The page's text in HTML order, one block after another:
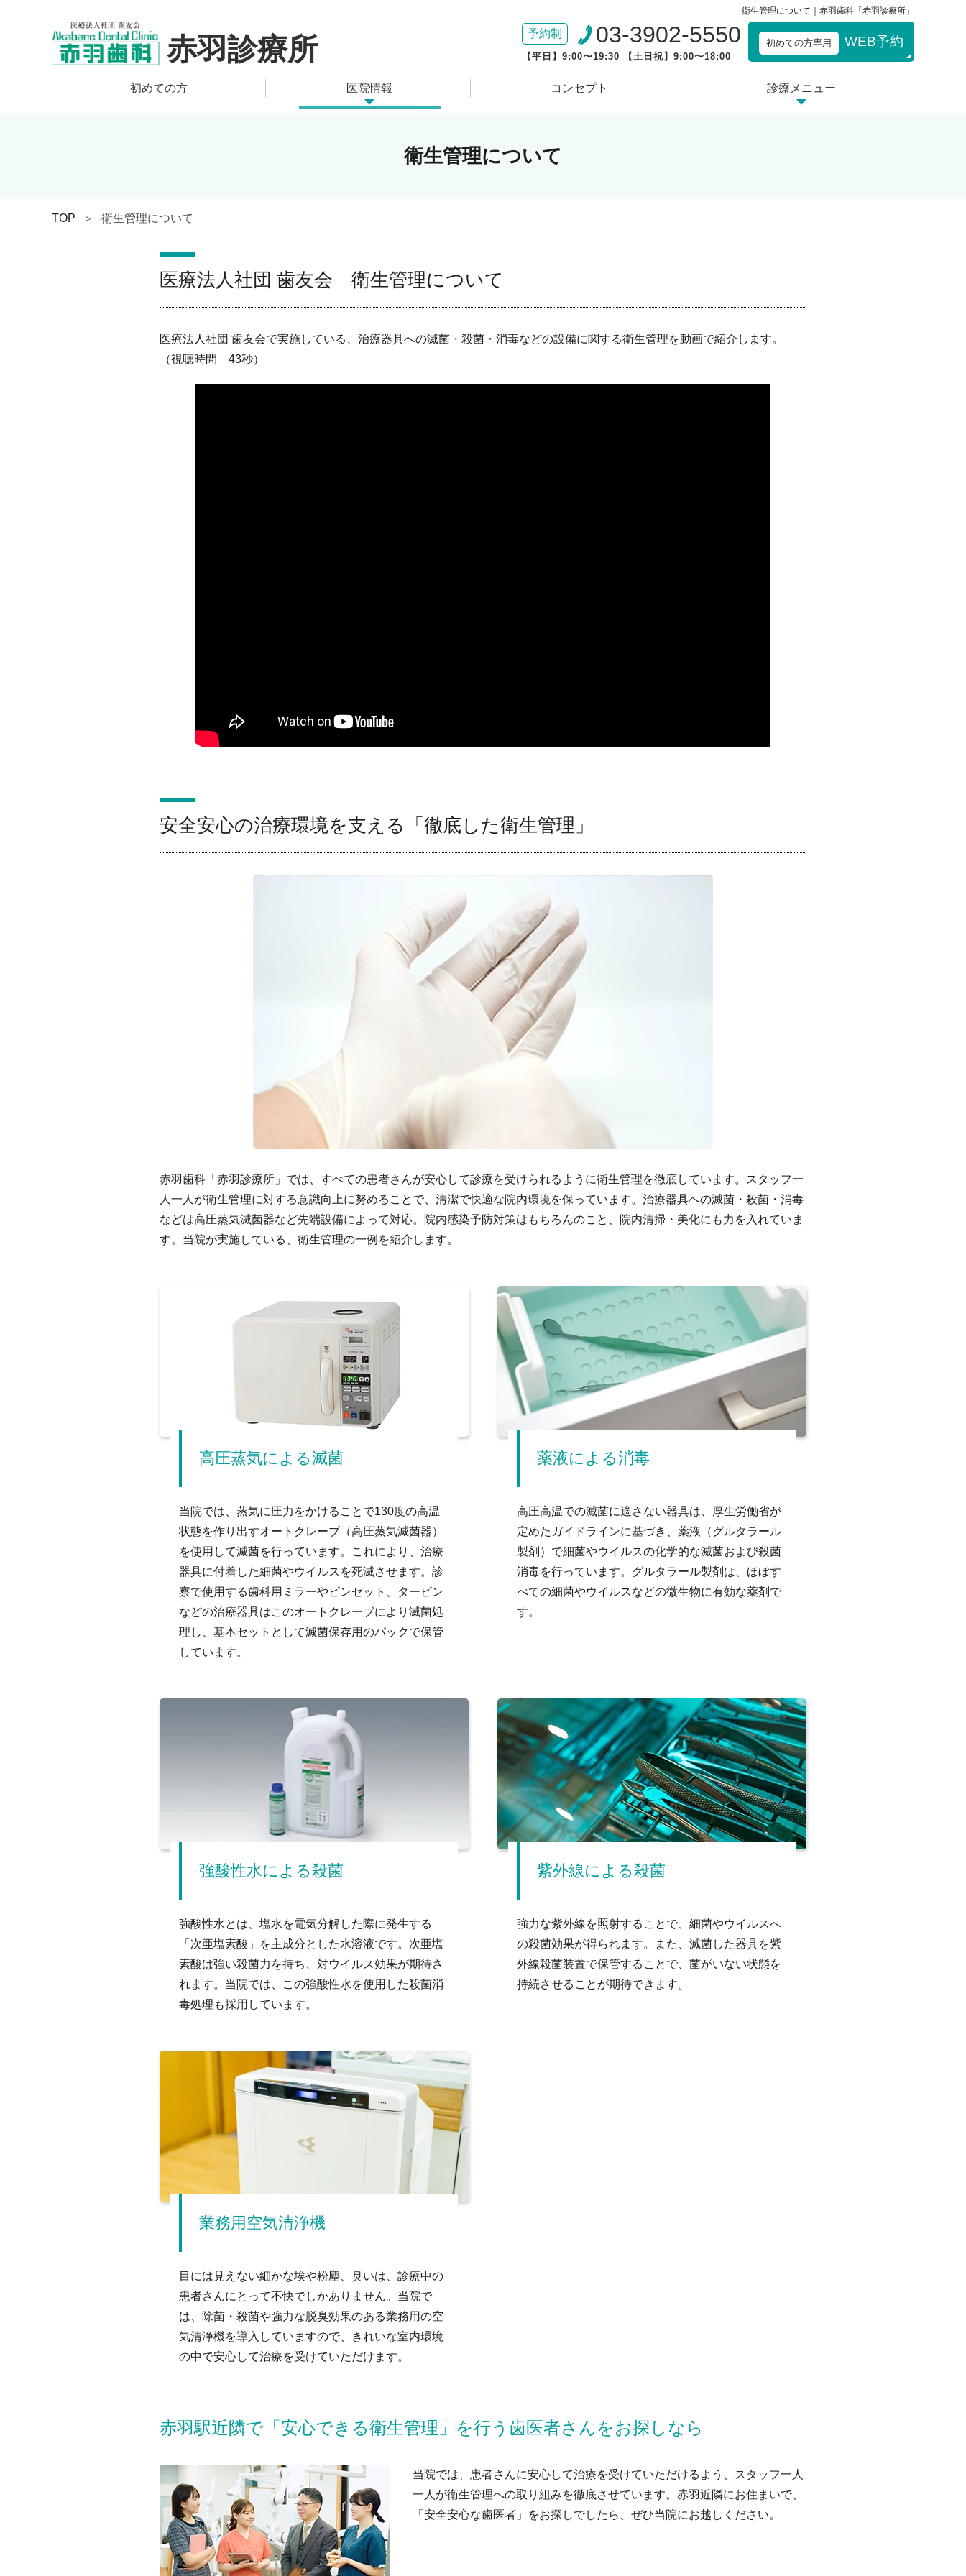
赤羽診療所
衛生管理について｜赤羽歯科「赤羽診療所」
予約制 03-3902-5550
【平日】9:00〜19:30 【土日祝】9:00〜18:00
初めての方専用 WEB予約
初めての方 医院情報 コンセプト 診療メニュー
衛生管理について
TOP 衛生管理について
医療法人社団 歯友会 衛生管理について
医療法人社団 歯友会で実施している、治療器具への滅菌・殺菌・消毒などの設備に関する衛生管理を動画で紹介します。
（視聴時間 43秒）
安全安心の治療環境を支える「徹底した衛生管理」
赤羽歯科「赤羽診療所」では、すべての患者さんが安心して診療を受けられるように衛生管理を徹底しています。スタッフ一
人一人が衛生管理に対する意識向上に努めることで、清潔で快適な院内環境を保っています。治療器具への滅菌・殺菌・消毒
などは高圧蒸気滅菌器など先端設備によって対応。院内感染予防対策はもちろんのこと、院内清掃・美化にも力を入れていま
す。当院が実施している、衛生管理の一例を紹介します。
高圧蒸気による滅菌
当院では、蒸気に圧力をかけることで130度の高温
状態を作り出すオートクレーブ（高圧蒸気滅菌器）
を使用して滅菌を行っています。これにより、治療
器具に付着した細菌やウイルスを死滅させます。診
察で使用する歯科用ミラーやピンセット、タービン
などの治療器具はこのオートクレーブにより滅菌処
理し、基本セットとして滅菌保存用のパックで保管
しています。
薬液による消毒
高圧高温での滅菌に適さない器具は、厚生労働省が
定めたガイドラインに基づき、薬液（グルタラール
製剤）で細菌やウイルスの化学的な滅菌および殺菌
消毒を行っています。グルタラール製剤は、ほぼす
べての細菌やウイルスなどの微生物に有効な薬剤で
す。
強酸性水による殺菌
強酸性水とは、塩水を電気分解した際に発生する
「次亜塩素酸」を主成分とした水溶液です。次亜塩
素酸は強い殺菌力を持ち、対ウイルス効果が期待さ
れます。当院では、この強酸性水を使用した殺菌消
毒処理も採用しています。
紫外線による殺菌
強力な紫外線を照射することで、細菌やウイルスへ
の殺菌効果が得られます。また、滅菌した器具を紫
外線殺菌装置で保管することで、菌がいない状態を
持続させることが期待できます。
業務用空気清浄機
目には見えない細かな埃や粉塵、臭いは、診療中の
患者さんにとって不快でしかありません。当院で
は、除菌・殺菌や強力な脱臭効果のある業務用の空
気清浄機を導入していますので、きれいな室内環境
の中で安心して治療を受けていただけます。
赤羽駅近隣で「安心できる衛生管理」を行う歯医者さんをお探しなら
当院では、患者さんに安心して治療を受けていただけるよう、スタッフ一人
一人が衛生管理への取り組みを徹底させています。赤羽近隣にお住まいで、
「安全安心な歯医者」をお探しでしたら、ぜひ当院にお越しください。